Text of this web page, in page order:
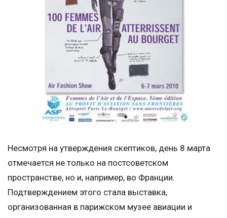
Несмотря на утверждения скептиков, день 8 марта
отмечается не только на постсоветском
пространстве, но и, например, во Франции.
Подтверждением этого стала выставка,
организованная в парижском музее авиации и